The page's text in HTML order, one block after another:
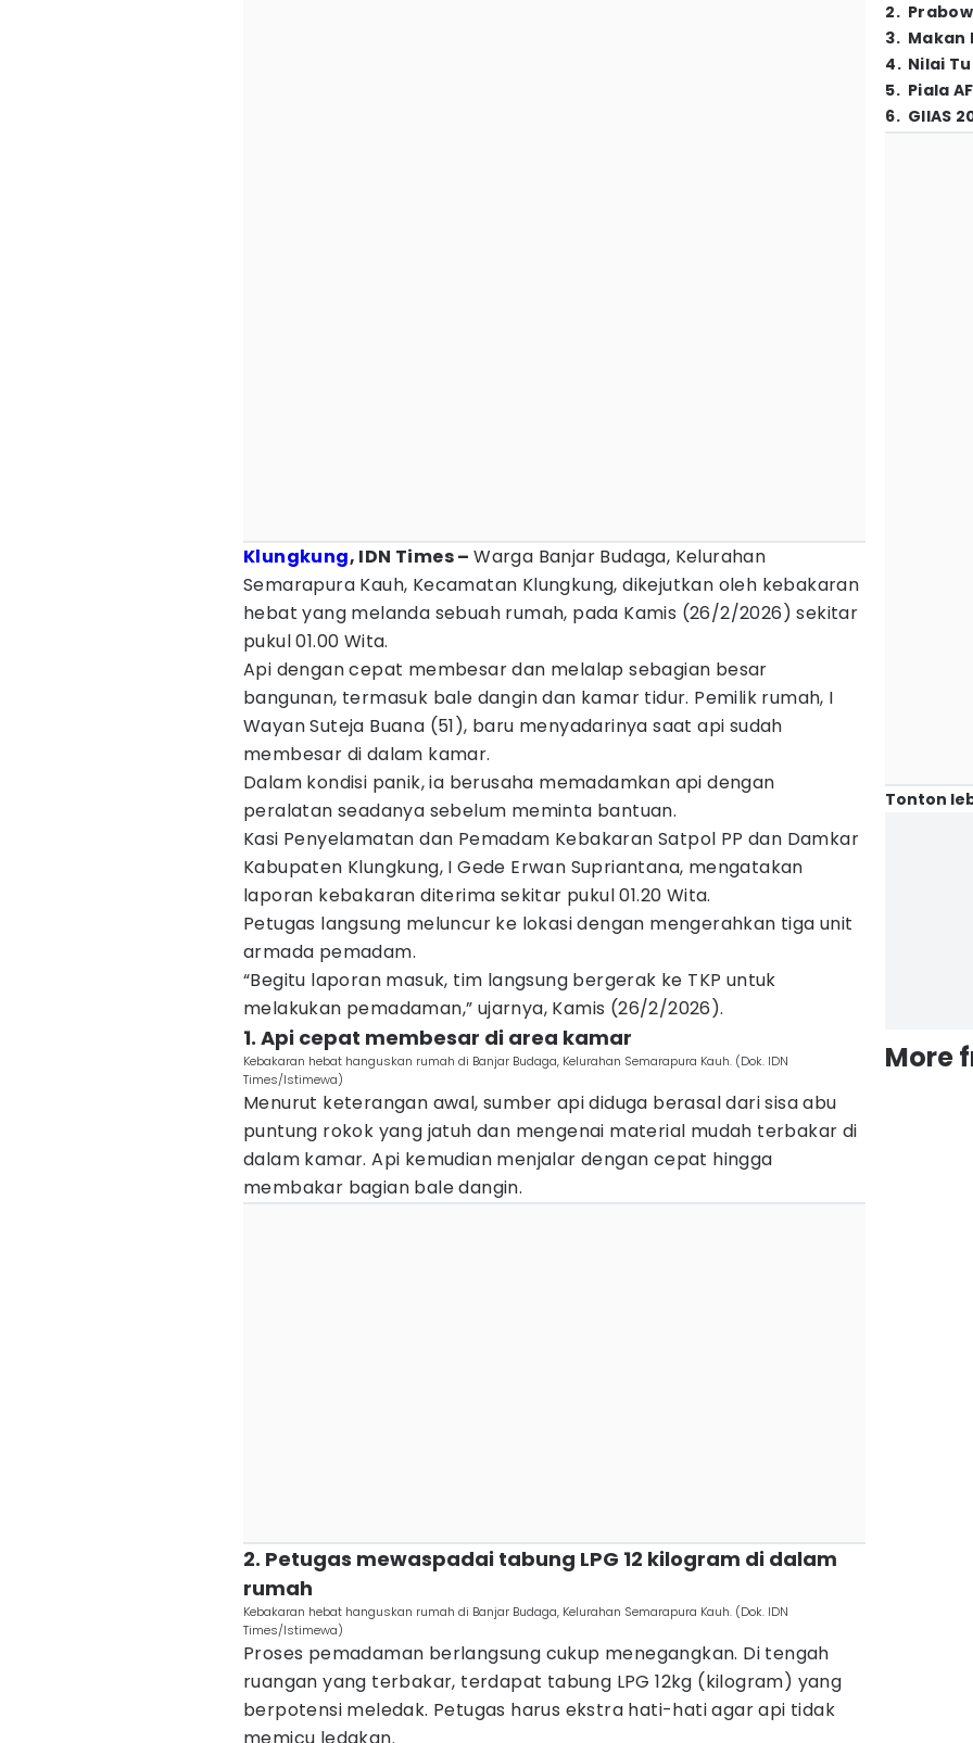
Klungkung, IDN Times –Warga Banjar Budaga, Kelurahan
Semarapura Kauh, Kecamatan Klungkung, dikejutkan oleh kebakaran
hebat yang melanda sebuah rumah, pada Kamis (26/2/2026) sekitar
pukul 01.00 Wita.
Api dengan cepat membesar dan melalap sebagian besar
bangunan, termasuk bale dangin dan kamar tidur. Pemilik rumah, I
Wayan Suteja Buana (51), baru menyadarinya saat api sudah
membesar di dalam kamar.
Dalam kondisi panik, ia berusaha memadamkan api dengan
peralatan seadanya sebelum meminta bantuan.
Kasi Penyelamatan dan Pemadam Kebakaran Satpol PP dan Damkar
Kabupaten Klungkung, I Gede Erwan Supriantana, mengatakan
laporan kebakaran diterima sekitar pukul 01.20 Wita.
Petugas langsung meluncur ke lokasi dengan mengerahkan tiga unit
armada pemadam.
“Begitu laporan masuk, tim langsung bergerak ke TKP untuk
melakukan pemadaman,” ujarnya, Kamis (26/2/2026).
1. Api cepat membesar di area kamar
Kebakaran hebat hanguskan rumah di Banjar Budaga, Kelurahan Semarapura Kauh. (Dok. IDN
Times/Istimewa)
Menurut keterangan awal, sumber api diduga berasal dari sisa abu
puntung rokok yang jatuh dan mengenai material mudah terbakar di
dalam kamar. Api kemudian menjalar dengan cepat hingga
membakar bagian bale dangin.
2. Petugas mewaspadai tabung LPG 12 kilogram di dalam
rumah
Kebakaran hebat hanguskan rumah di Banjar Budaga, Kelurahan Semarapura Kauh. (Dok. IDN
Times/Istimewa)
Proses pemadaman berlangsung cukup menegangkan. Di tengah
ruangan yang terbakar, terdapat tabung LPG 12kg (kilogram) yang
berpotensi meledak. Petugas harus ekstra hati-hati agar api tidak
2.
3. Makan
4. Nilai
5. Piala
6. GIIAS
Tonton
More